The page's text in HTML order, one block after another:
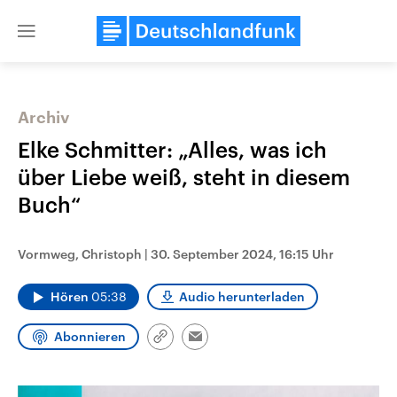
Close
Landtagswahl Sachsen-Anhalt
2026
Alle Informationen
Sachsen-Anhalt wählt am 6.
USA
Archiv
Elke Schmitter: „Alles, was ich
über Liebe weiß, steht in diesem
Buch“
Vormweg, Christoph | 30. September 2024, 16:15 Uhr
Hören 05:38 Audio herunterladen
Abonnieren
Link
Email